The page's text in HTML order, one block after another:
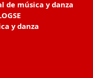
de música y danza
y danza